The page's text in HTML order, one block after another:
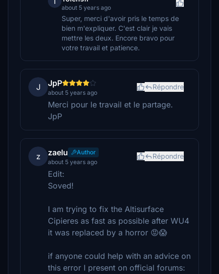
about 5 years ago
Super, merci d'avoir pris le temps de
bien m'expliquer. C'est clair je vais
mettre les deux. Encore bravo pour
votre travail et patience.
J JpP
about 5 years ago
Répondre
Merci pour le travail et le partage.
JpP
z zaelu
Author
about 5 years ago
Répondre
Edit:
Soved!
I am trying to fix the Altisurface
Cipieres as fast as possible after WU4
it was replaced by a horror 😡😱
if anyone could help with an advice on
this error I present on official forums: